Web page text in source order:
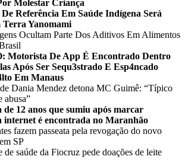
Molestar Criança
Referência Em Saúde Indígena Será
Yanomami
Ocultam Parte Dos Aditivos Em Alimentos
Motorista De App É Encontrado Dentro
Após Ser Sequ3strado E Esp4ncado
Em Manaus
Dania Mendez detona MC Guimê: “Típico
abusa”
de 12 anos que sumiu após marcar
internet é encontrada no Maranhão
fazem passeata pela revogação do novo
SP
de saúde da Fiocruz pede doações de leite